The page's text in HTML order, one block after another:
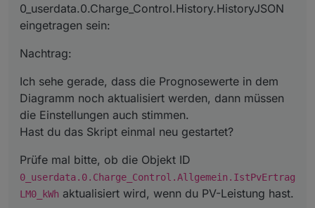
Nachtrag:
Ich sehe gerade, dass die Prognosewerte in dem
Diagramm noch aktualisiert werden, dann müssen die
Einstellungen auch stimmen.
Hast du das Skript einmal neu gestartet?
Prüfe mal bitte, ob die Objekt ID
0_userdata.0.Charge_Control.Allgemein.IstPv
ErtragLM0_kWh
aktualisiert wird, wenn du PV-Leistung
hast.
0_userdata.0.Charge_Control.History.HistoryJSON
eingetragen sein:
Nachtrag:
Ich sehe gerade, dass die Prognosewerte in dem
Diagramm noch aktualisiert werden, dann müssen
die Einstellungen auch stimmen.
Hast du das Skript einmal neu gestartet?
Prüfe mal bitte, ob die Objekt ID
0_userdata.0.Charge_Control.Allgemein.IstPvErtrag
LM0_kWh aktualisiert wird, wenn du PV-Leistung hast.